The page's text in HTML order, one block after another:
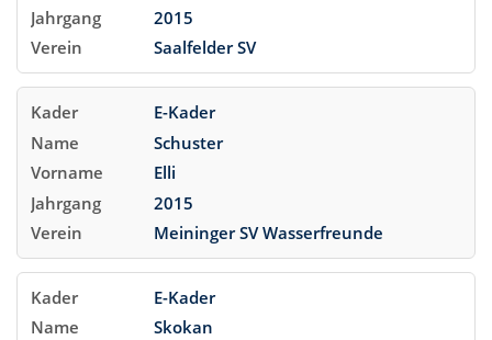
2015
Saalfelder SV
E-Kader
Schuster
Elli
2015
Meininger SV Wasserfreunde
E-Kader
Skokan